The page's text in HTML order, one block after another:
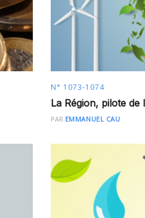
N° 1073-1074
La Région, pilote
PAR EMMANUEL CAU